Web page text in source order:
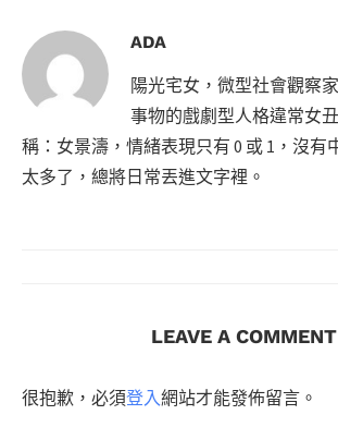
ADA
陽光宅女，微型社會觀察
事物的戲劇型人格違常女
稱：女景濤，情緒表現只有 0 或 1，沒有
太多了，總將日常丟進文字裡。
LEAVE A COMMENT
很抱歉，必須登入網站才能發佈留言。